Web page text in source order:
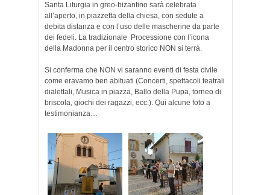
Santa Liturgia in greo-bizantino sarà celebrata
all’aperto, in piazzetta della chiesa, con sedute a
debita distanza e con l’uso delle mascherine da parte
dei fedeli. La tradizionale Processione con l’icona
della Madonna per il centro storico NON si terrà.
Si conferma che NON vi saranno eventi di festa civile
come eravamo ben abituati (Concerti, spettacoli teatrali
dialettali, Musica in piazza, Ballo della Pupa, torneo di
briscola, giochi dei ragazzi, ecc.). Qui alcune foto a
testimonianza…